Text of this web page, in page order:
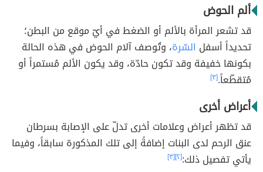
ألم الحوض
قد تشعر المرأة بالألم أو الضغط في أيّ موقع من البطن؛
تحديداً أسفل السّرة، وتُوصف آلام الحوض في هذه الحالة
بكونها خفيفة وقد تكون حادّة، وقد يكون الألم مُستمراً أو
مُتقطّعاً.[٣]
أعراض أخرى
قد تظهر أعراض وعلامات أخرى تدلّ على الإصابة بسرطان
عنق الرحم لدى البنات إضافةً إلى تلك المذكورة سابقاً، وفيما
يأتي تفصيل ذلك:[٢] [٣]